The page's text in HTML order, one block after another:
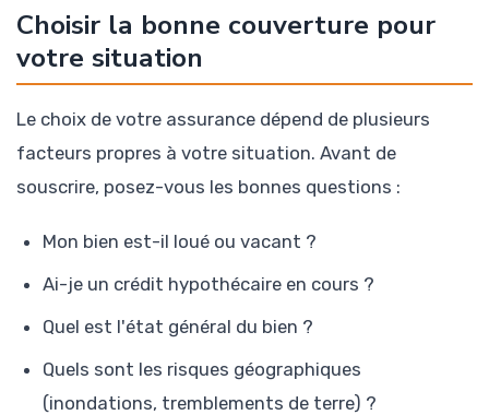
Choisir la bonne couverture pour
votre situation
Le choix de votre assurance dépend de plusieurs
facteurs propres à votre situation. Avant de
souscrire, posez-vous les bonnes questions :
Mon bien est-il loué ou vacant ?
Ai-je un crédit hypothécaire en cours ?
Quel est l'état général du bien ?
Quels sont les risques géographiques
(inondations, tremblements de terre) ?